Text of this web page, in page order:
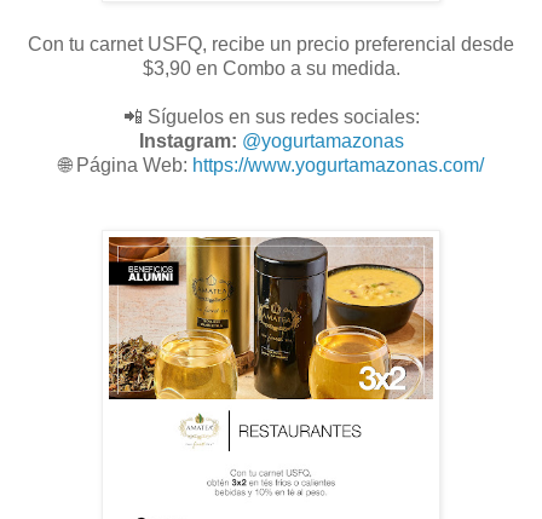
Con tu carnet USFQ, recibe un precio preferencial desde
$3,90 en Combo a su medida.
📲 Síguelos en sus redes sociales:
Instagram: @yogurtamazonas
🌐 Página Web: https://www.yogurtamazonas.com/